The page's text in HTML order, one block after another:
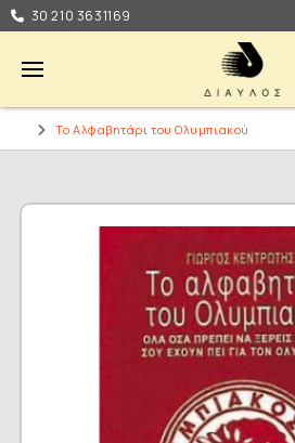
30 210 3631169
Το Αλφαβητάρι του Ολυμπιακού